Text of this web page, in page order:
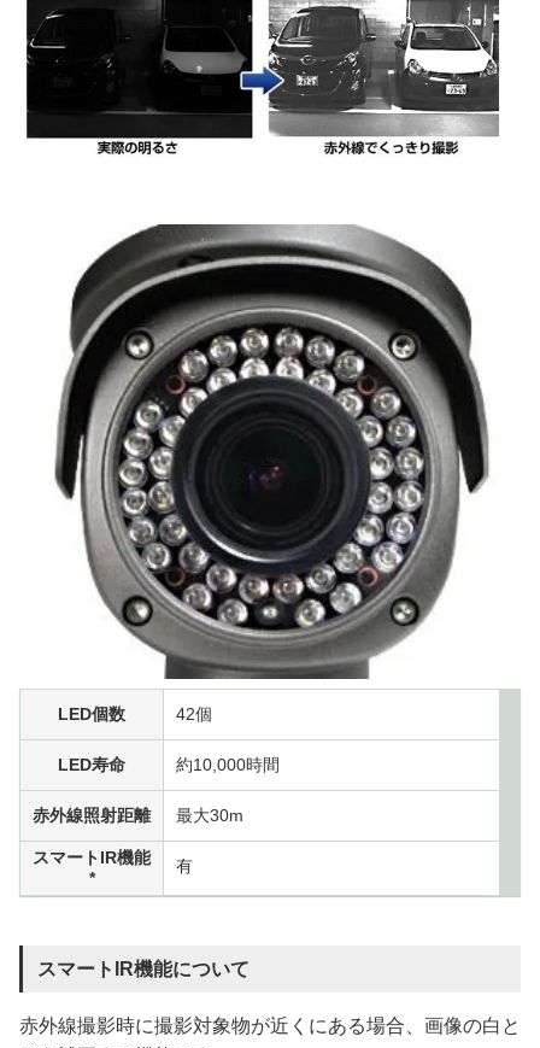
LED個数 42個
LED寿命 約10,000時間
赤外線照射距離 最大30m
スマートIR機能
*
有
スマートIR機能について
赤外線撮影時に撮影対象物が近くにある場合、画像の白と